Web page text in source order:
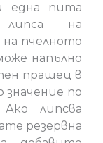
една пита
на
пчелното
напълно
прашец в
по
липсва
резервна